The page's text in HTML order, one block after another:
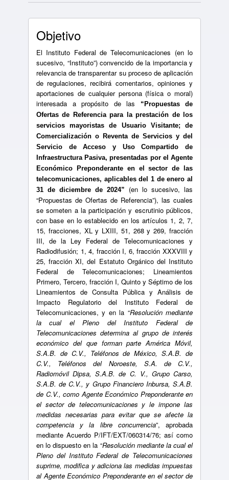
Objetivo
El Instituto Federal de Telecomunicaciones (en lo
sucesivo, “Instituto”) convencido de la importancia y
relevancia de transparentar su proceso de aplicación
de regulaciones, recibirá comentarios, opiniones y
aportaciones de cualquier persona (física o moral)
interesada a propósito de las
“Propuestas de
Ofertas de Referencia para la prestación de los
servicios mayoristas de Usuario Visitante; de
Comercialización o Reventa de Servicios y del
Servicio de Acceso y Uso Compartido de
Infraestructura Pasiva, presentadas por el Agente
Económico Preponderante en el sector de las
telecomunicaciones, aplicables del 1 de enero al
31 de diciembre de 2024”
(en lo sucesivo, las
“Propuestas de Ofertas de Referencia”), las cuales
se someten a la participación y escrutinio públicos,
con base en lo establecido en los artículos 1, 2, 7,
15, fracciones, XL y LXIII, 51, 268 y 269, fracción
III, de la Ley Federal de Telecomunicaciones y
Radiodifusión; 1, 4, fracción I, 6, fracción XXXVIII y
25, fracción XI, del Estatuto Orgánico del Instituto
Federal de Telecomunicaciones; Lineamientos
Primero, Tercero, fracción I, Quinto y Séptimo de los
Lineamientos de Consulta Pública y Análisis de
Impacto Regulatorio del Instituto Federal de
Telecomunicaciones, y en la “Resolución mediante
la cual el Pleno del Instituto Federal de
Telecomunicaciones determina al grupo de interés
económico del que forman parte América Móvil,
S.A.B. de C.V., Teléfonos de México, S.A.B. de
C.V., Teléfonos del Noroeste, S.A. de C.V.,
Radiomóvil Dipsa, S.A.B. de C. V., Grupo Carso,
S.A.B. de C.V., y Grupo Financiero Inbursa, S.A.B.
de C.V., como Agente Económico Preponderante en
el sector de telecomunicaciones y le impone las
medidas necesarias para evitar que se afecte la
competencia y la libre concurrencia”, aprobada
mediante Acuerdo P/IFT/EXT/060314/76; así como
en lo dispuesto en la “Resolución mediante la cual el
Pleno del Instituto Federal de Telecomunicaciones
suprime, modifica y adiciona las medidas impuestas
al Agente Económico Preponderante en el sector de